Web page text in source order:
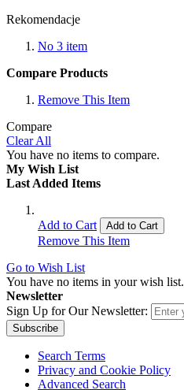
Rekomendacje
No 3 item
Compare Products
Remove This Item
Compare
Clear All
You have no items to compare.
My Wish List
Last Added Items
Add to Cart Add to Cart
Remove This Item
Go to Wish List
You have no items in your wish list.
Newsletter
Sign Up for Our Newsletter:
Subscribe
Search Terms
Privacy and Cookie Policy
Advanced Search